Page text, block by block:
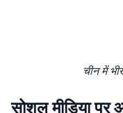
चीन में
सोशल मीडिया पर